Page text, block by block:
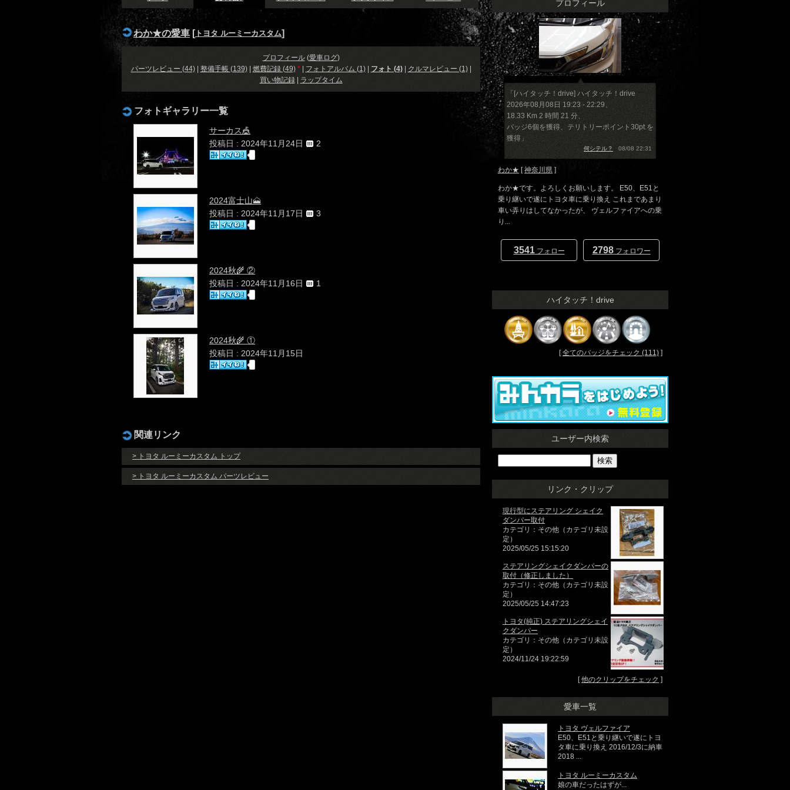
わか★の愛車 [ トヨタ ルーミーカスタム]
プロフィール(愛車ログ)
パーツレビュー (44)| 整備手帳 (139)| 燃費記録 (49)*| フォトアルバム (1)| フォト (4)| クルマレビュー (1)|
買い物記録| ラップタイム
フォトギャラリー一覧
サーカス🎪
投稿日 : 2024年11月24日
2
2024富士山🗻
投稿日 : 2024年11月17日
3
2024秋🌾 ②
投稿日 : 2024年11月16日
1
2024秋🌾 ①
投稿日 : 2024年11月15日
関連リンク
> トヨタ ルーミーカスタム トップ
> トヨタ ルーミーカスタム パーツレビュー
プロフィール
「[ハイタッチ！drive] ハイタッチ！drive
2026年08月08日 19:23 - 22:29、
18.33 Km 2 時間 21 分、
バッジ6個を獲得、テリトリーポイント30pt.を
獲得」
何シテル？ 08/08 22:31
わか★ [神奈川県 ]
わか★です。よろしくお願いします。 E50、E51と
乗り継いで遂にトヨタ車に乗り換え これまであまり
車い弄りはしてなかったが、 ヴェルファイアへの乗
り...
3541フォロー 2798フォロワー
ハイタッチ！drive
[全てのバッジをチェック (111) ]
ユーザー内検索
リンク・クリップ
現行型にステアリング シェイク
ダンパー取付
カテゴリ：その他（カテゴリ未設
定）
2025/05/25 15:15:20
ステアリングシェイクダンパーの
取付（修正しました）
カテゴリ：その他（カテゴリ未設
定）
2025/05/25 14:47:23
トヨタ(純正) ステアリングシェイ
クダンパー
カテゴリ：その他（カテゴリ未設
定）
2024/11/24 19:22:59
[他のクリップをチェック ]
愛車一覧
トヨタ ヴェルファイア
E50、E51と乗り継いで遂にトヨ
タ車に乗り換え 2016/12/3に納車
2018 ...
トヨタ ルーミーカスタム
娘の車だったはずが...